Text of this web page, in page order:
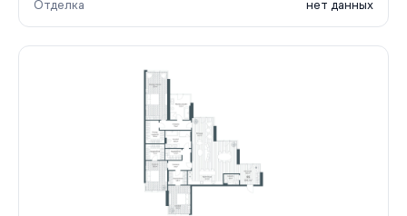
Отделка нет данных